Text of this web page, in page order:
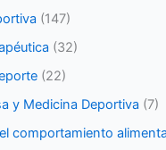
(147)
(32)
(22)
y Medicina Deportiva (7)
comportamiento